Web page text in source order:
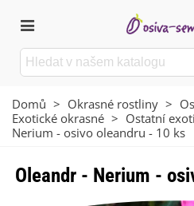
Domů > Okrasné rostliny >
Exotické okrasné > Ostatní
Nerium - osivo oleandru - 10 ks
Oleandr - Nerium -